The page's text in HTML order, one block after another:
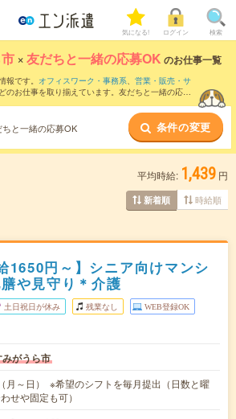
気になる! ログイン 検索
×友だちと一緒の応募OK のお仕事一覧
です。 オフィスワーク・事務系、 営業・販売・サ
のお仕事を取り揃えています。友だちと一緒の応募
と一緒の応募OK 条件の変更
平均時給: 1,439 円
新着順 時給順
1650円～】シニア向けマンシ
や見守り＊介護
土日祝日が休み 残業なし WEB登録OK
がうら市
月～日） ※希望のシフトを毎月提出（日数と曜
せや固定も可）